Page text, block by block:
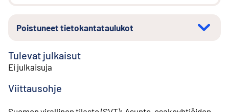
Poistuneet tietokantataulukot
Tulevat julkaisut
Ei julkaisuja
Viittausohje